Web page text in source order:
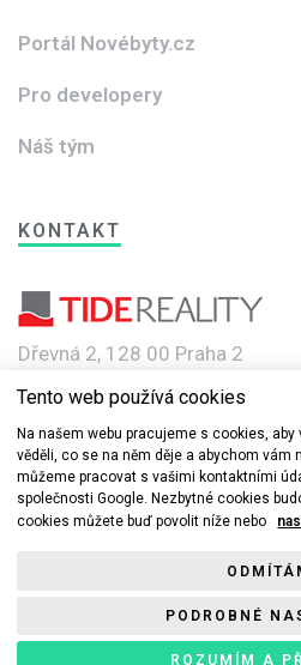
Portál Novébyty.cz
Pro developery
Náš tým
KONTAKT
Dřevná 2, 128 00 Praha 2
e-mail: info@novebyty.cz
© 2019-2022 Nové byty.cz s.r.o a
Ochrana osobních údajů
Tento web používá cookies
Na našem webu pracujeme s cookies, aby
věděli, co se na něm děje a abychom vám
můžeme pracovat s vašimi kontaktními
společnosti Google. Nezbytné cookies
cookies můžete buď povolit níže nebo
PODROBNÉ
ROZUMÍM A